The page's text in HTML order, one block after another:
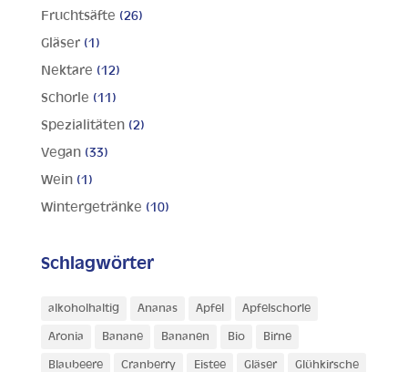
Fruchtsäfte (26)
Gläser (1)
Nektare (12)
Schorle (11)
Spezialitäten (2)
Vegan (33)
Wein (1)
Wintergetränke (10)
Schlagwörter
alkoholhaltig Ananas Apfel Apfelschorle
Aronia Banane Bananen Bio Birne
Blaubeere Cranberry Eistee Gläser Glühkirsche